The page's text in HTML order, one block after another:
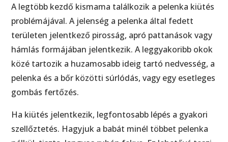
A legtöbb kezdő kismama találkozik a pelenka kiütés
problémájával. A jelenség a pelenka által fedett
területen jelentkező pirosság, apró pattanások vagy
hámlás formájában jelentkezik. A leggyakoribb okok
közé tartozik a huzamosabb ideig tartó nedvesség, a
pelenka és a bőr közötti súrlódás, vagy egy esetleges
gombás fertőzés.
Ha kiütés jelentkezik, legfontosabb lépés a gyakori
szellőztetés. Hagyjuk a babát minél többet pelenka